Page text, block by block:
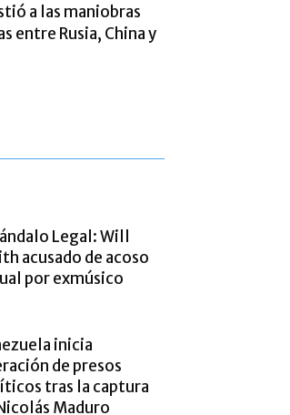
a las maniobras
entre Rusia, China y
Legal: Will
acusado de acoso
por exmúsico
inicia
de presos
tras la captura
Maduro